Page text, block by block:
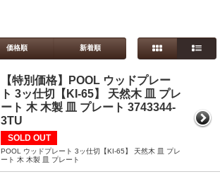
価格順 新着順
【特別価格】POOL ウッドプレー
ト 3ッ仕切【KI-65】 天然木 皿 プレ
ート 木 木製 皿 プレート 3743344-
3TU
SOLD OUT
POOL ウッドプレート 3ッ仕切【KI-65】 天然木 皿 プレ
ート 木 木製 皿 プレート